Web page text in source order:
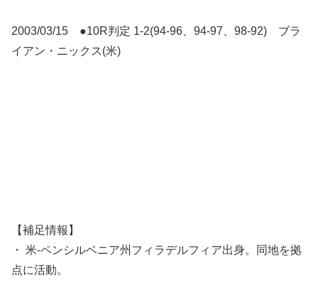
2003/03/15 ●10R判定 1-2(94-96、94-97、98-92) ブラ
イアン・ニックス(米)
【補足情報】
・ 米-ペンシルベニア州フィラデルフィア出身。同地を拠
点に活動。